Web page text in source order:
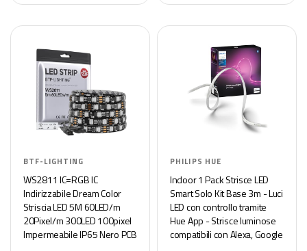
BTF-LIGHTING
WS2811 IC=RGB IC
Indirizzabile Dream Color
Striscia LED 5M 60LED/m
20Pixel/m 300LED 100pixel
Impermeabile IP65 Nero PCB
PHILIPS HUE
Indoor 1 Pack Strisce LED
Smart Solo Kit Base 3m - Luci
LED con controllo tramite
Hue App - Strisce luminose
compatibili con Alexa, Google